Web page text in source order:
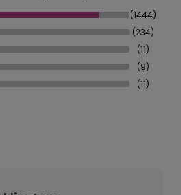
(1444)
(234)
(11)
(9)
(11)